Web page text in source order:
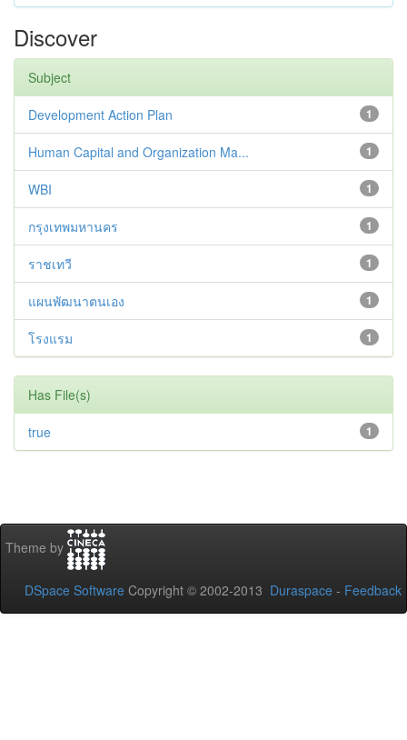
Discover
Subject
1
Development Action Plan
1
Human Capital and Organization Ma...
1
WBI
1
กรุงเทพมหานคร
1
ราชเทวี
1
แผนพัฒนาตนเอง
1
โรงแรม
Has File(s)
1
true
Theme by
DSpace Software Copyright © 2002-2013 Duraspace - Feedback